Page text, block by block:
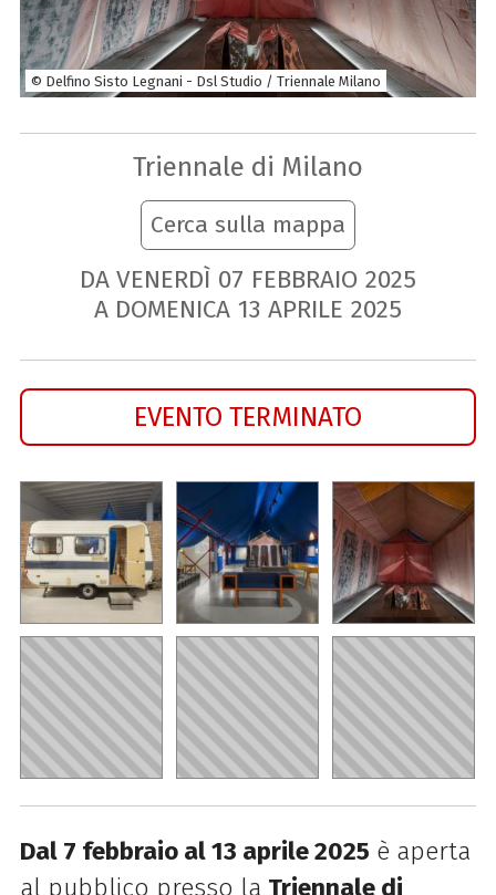
© Delfino Sisto Legnani - Dsl Studio / Triennale Milano
Triennale di Milano
Cerca sulla mappa
DA VENERDÌ 07 FEBBRAIO 2025
A DOMENICA 13 APRILE 2025
EVENTO TERMINATO
Dal 7 febbraio al 13 aprile 2025 è aperta
al pubblico presso la Triennale di